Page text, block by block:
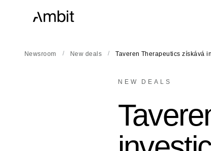
Newsroom / New deals / Taveren Therapeutics získává
NEW DEALS